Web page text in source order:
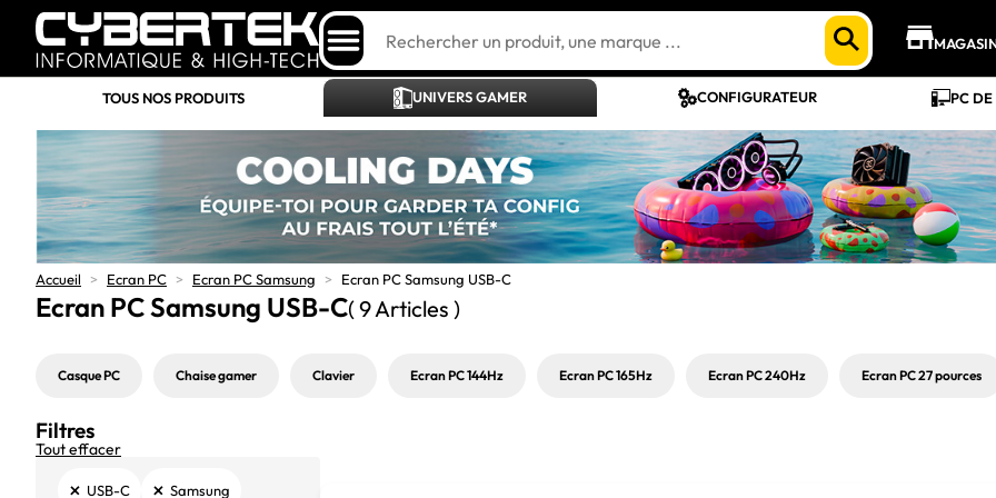
TOUS NOS PRODUITS UNIVERS GAMER CONFIGURATEUR PC DE
Accueil > Ecran PC > Ecran PC Samsung > Ecran PC Samsung USB-C
Ecran PC Samsung USB-C( 9 Articles )
Casque PC Chaise gamer Clavier Ecran PC 144Hz Ecran PC 165Hz Ecran PC 240Hz Ecran PC 27 pources
Filtres
Tout effacer
× USB-C × Samsung